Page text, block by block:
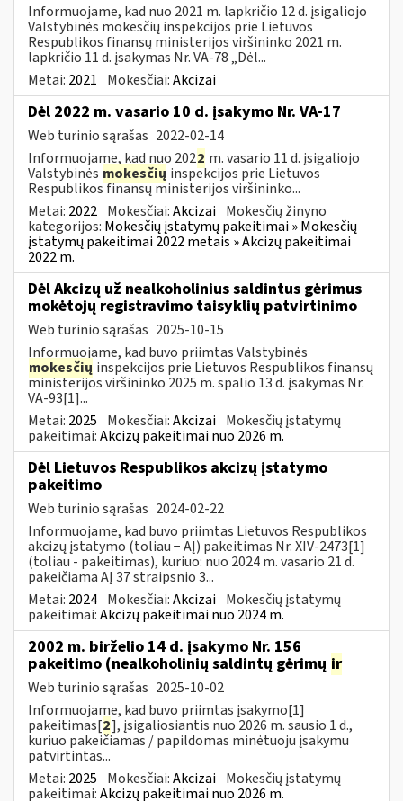
Informuojame, kad nuo 2021 m. lapkričio 12 d. įsigaliojo
Valstybinės mokesčių inspekcijos prie Lietuvos
Respublikos finansų ministerijos viršininko 2021 m.
lapkričio 11 d. įsakymas Nr. VA-78 „Dėl...
Metai: 2021 Mokesčiai:Akcizai
Dėl 2022 m. vasario 10 d. įsakymo Nr. VA-17
Web turinio sąrašas 2022-02-14
Informuojame, kad nuo 2022 m. vasario 11 d. įsigaliojo
Valstybinės mokesčių inspekcijos prie Lietuvos
Respublikos finansų ministerijos viršininko...
Metai: 2022 Mokesčiai:Akcizai Mokesčių žinyno
kategorijos: Mokesčių įstatymų pakeitimai » Mokesčių
įstatymų pakeitimai 2022 metais » Akcizų pakeitimai
2022 m.
Dėl Akcizų už nealkoholinius saldintus gėrimus
mokėtojų registravimo taisyklių patvirtinimo
Web turinio sąrašas 2025-10-15
Informuojame, kad buvo priimtas Valstybinės
mokesčių inspekcijos prie Lietuvos Respublikos finansų
ministerijos viršininko 2025 m. spalio 13 d. įsakymas Nr.
VA-93[1]...
Metai: 2025 Mokesčiai:Akcizai Mokesčių įstatymų
pakeitimai:Akcizų pakeitimai nuo 2026 m.
Dėl Lietuvos Respublikos akcizų įstatymo
pakeitimo
Web turinio sąrašas 2024-02-22
Informuojame, kad buvo priimtas Lietuvos Respublikos
akcizų įstatymo (toliau − AĮ) pakeitimas Nr. XIV-2473[1]
(toliau - pakeitimas), kuriuo: nuo 2024 m. vasario 21 d.
pakeičiama AĮ 37 straipsnio 3...
Metai: 2024 Mokesčiai:Akcizai Mokesčių įstatymų
pakeitimai:Akcizų pakeitimai nuo 2024 m.
2002 m. birželio 14 d. įsakymo Nr. 156
pakeitimo (nealkoholinių saldintų gėrimų ir
Web turinio sąrašas 2025-10-02
Informuojame, kad buvo priimtas įsakymo[1]
pakeitimas[2], įsigaliosiantis nuo 2026 m. sausio 1 d.,
kuriuo pakeičiamas / papildomas minėtuoju įsakymu
patvirtintas...
Metai: 2025 Mokesčiai:Akcizai Mokesčių įstatymų
pakeitimai:Akcizų pakeitimai nuo 2026 m.